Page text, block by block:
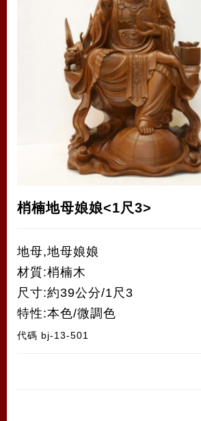
梢楠地母娘娘<1尺3>
地母,地母娘娘
材質:梢楠木
尺寸:約39公分/1尺3
特性:本色/微調色
代碼 bj-13-501